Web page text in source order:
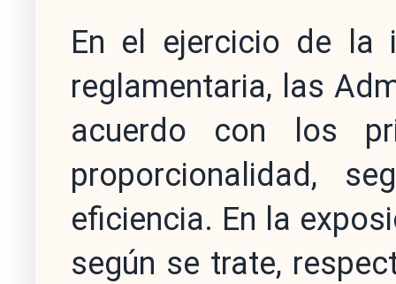
En el ejercicio de la
reglamentaria, las
acuerdo con los
proporcionalidad,
eficiencia. En la
según se trate,